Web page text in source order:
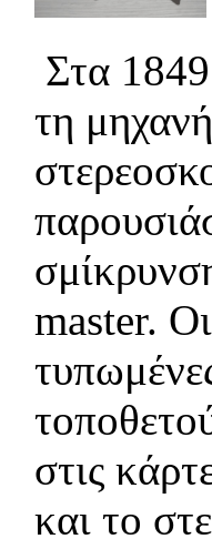
Στα
τη
master.
στις
και το